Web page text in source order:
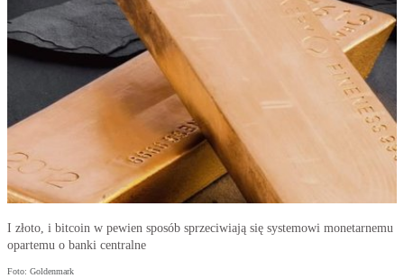
I złoto, i bitcoin w pewien sposób sprzeciwiają się systemowi monetarnemu
opartemu o banki centralne
Foto: Goldenmark